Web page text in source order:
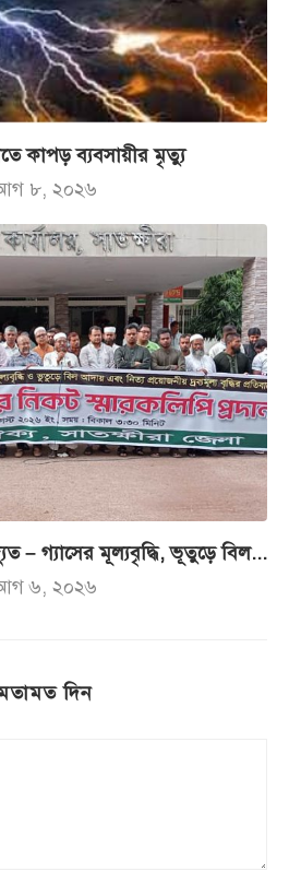
কাপড় ব্যবসায়ীর মৃত্যু
৮, ২০২৬
– গ্যাসের মূল্যবৃদ্ধি, ভূতুড়ে বিল...
৬, ২০২৬
দিন